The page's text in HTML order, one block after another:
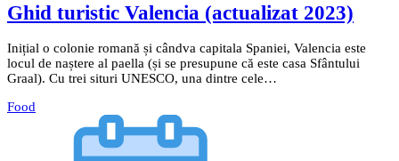
Ghid turistic Valencia (actualizat 2023)
Inițial o colonie romană și cândva capitala Spaniei, Valencia este
locul de naștere al paella (și se presupune că este casa Sfântului
Graal). Cu trei situri UNESCO, una dintre cele…
Food